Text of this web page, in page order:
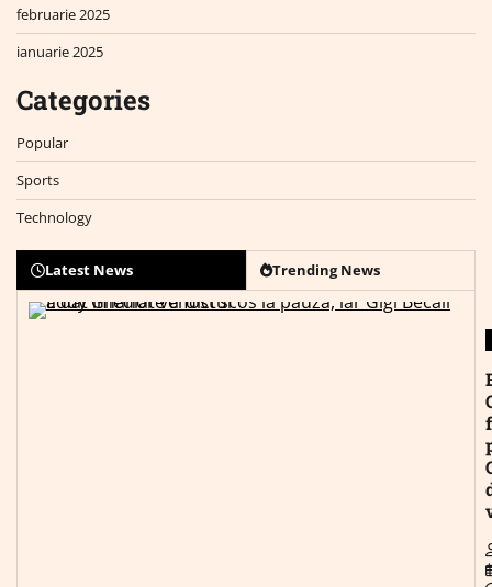
februarie 2025
ianuarie 2025
Categories
Popular
Sports
Technology
Latest News Trending News